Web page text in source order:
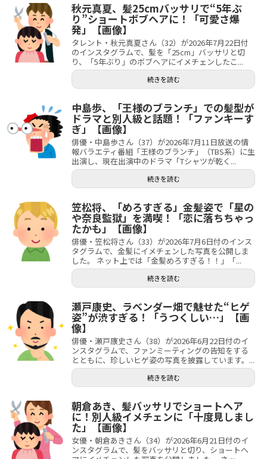
秋元真夏、髪25cmバッサリで“5年ぶ
り”ショートボブヘアに！「可愛さ爆
発」【画像】
タレント・秋元真夏さん（32）が2026年7月22日付
のインスタグラムで、髪を「25cm」バッサリと切
り、「5年ぶり」のボブヘアにイメチェンしたこ...
続きを読む
中島歩、「王様のブランチ」での髪型が
ドラマと別人級と話題！「ファンキーす
ぎ」【画像】
俳優・中島歩さん（37）が2026年7月11日放送の情
報バラエティ番組「王様のブランチ」（TBS系）に生
出演し、現在出演中のドラマ「Tシャツが乾く...
続きを読む
笠松将、「めろすぎる」金髪姿で「星の
や奈良監獄」を満喫！「恋に落ちちゃっ
たかも」【画像】
俳優・笠松将さん（33）が2026年7月6日付のインス
タグラムで、金髪にイメチェンした写真を公開しま
した。 ネット上では「金髪めろすぎる！！」「...
続きを読む
瀬戸康史、ラベンダー畑で魅せた“ヒゲ
姿”が渋すぎる！「うつくしい…」【画
像】
俳優・瀬戸康史さん（38）が2026年6月22日付のイ
ンスタグラムで、ファンミーティングの告知をする
とともに、珍しいヒゲ姿の写真を披露しています。...
続きを読む
朝倉あき、髪バッサリでショートヘア
に！別人級イメチェンに「十度見しまし
た」【画像】
女優・朝倉あきさん（34）が2026年6月21日付のイ
ンスタグラムで、髪をバッサリと切り、ショートヘ